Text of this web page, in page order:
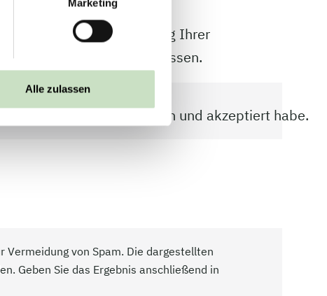
Marketing
Alle zulassen
zur Bearbeitung Ihrer
Nutzung ist ausgeschlossen.
zum gelesen und akzeptiert habe.
Vermeidung von Spam. Die dargestellten
Geben Sie das Ergebnis anschließend in